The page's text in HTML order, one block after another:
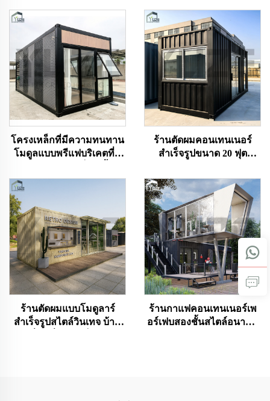
โครงเหล็กที่มีความทนทาน
โมดูลแบบพรีแฟบริเคตที่มี
ลายไม้สวยงาม เหมาะ
สำหรับใช้งานภายนอก
อาคาร สำหรับใช้ในบ้าน
โรงแรม สำนักงาน และ
อาคาร
ร้านตัดผมคอนเทนเนอร์
สำเร็จรูปขนาด 20 ฟุต
ร้านตัดผมแบบโมดูลาร์
สำเร็จรูปสไตล์วินเทจ บ้าน
ร้านกาแฟคอนเทนเนอร์เพ
อร์เฟบสองชั้นสไตล์อนาคต